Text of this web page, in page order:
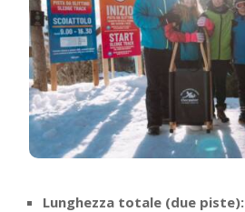
Lunghezza totale (due piste):